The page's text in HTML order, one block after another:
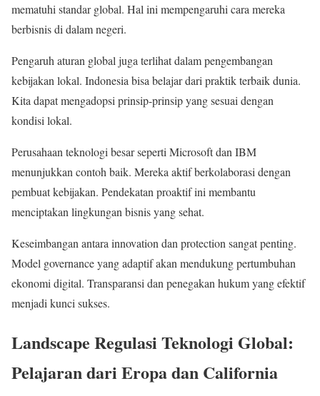
mematuhi standar global. Hal ini mempengaruhi cara mereka
berbisnis di dalam negeri.
Pengaruh aturan global juga terlihat dalam pengembangan
kebijakan lokal. Indonesia bisa belajar dari praktik terbaik dunia.
Kita dapat mengadopsi prinsip-prinsip yang sesuai dengan
kondisi lokal.
Perusahaan teknologi besar seperti Microsoft dan IBM
menunjukkan contoh baik. Mereka aktif berkolaborasi dengan
pembuat kebijakan. Pendekatan proaktif ini membantu
menciptakan lingkungan bisnis yang sehat.
Keseimbangan antara innovation dan protection sangat penting.
Model governance yang adaptif akan mendukung pertumbuhan
ekonomi digital. Transparansi dan penegakan hukum yang efektif
menjadi kunci sukses.
Landscape Regulasi Teknologi Global:
Pelajaran dari Eropa dan California